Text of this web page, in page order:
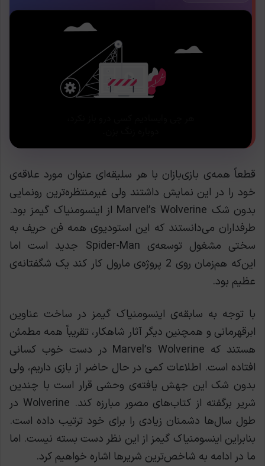
قطعاً همه‌ی بازی‌بازان با هر سلیقه‌ای عنوان مورد علاقه‌ی
خود را در این نمایش داشتند ولی غيرمنتظره‌ترین رونمایی
بدون شک Marvel’s Wolverine از اینسومنیاک گیمز بود.
طرفداران می‌دانستند که این استودیوی همه فن حریف به
سختی مشغول توسعه‌ی Spider-Man جدید است اما
این‌که هم‌زمان روی 2 پروژه‌ی مارول کار کند یک شگفتانه‌ی
عظیم بود.
با توجه به سابقه‌ی اینسومنیاک گیمز در ساخت عناوین
ابرقهرمانی و همچنین دیگر آثار شاهکار، تقریباً همه مطمئن
هستند که Marvel’s Wolverine در دست خوب کسانی
افتاده است. اطلاعات کمی در حال حاضر از بازی داریم، ولی
بدون شک این جهش یافته‌ی وحشی قرار است با چندین
شرير برگفته از کتاب‌های مصور مبارزه کند. Wolverine در
طول سال‌ها دشمنان زیادی را برای خود ترتیب داده است.
بنابراین اینسومنیاک گیمز از این نظر دست بسته نیست. اما
ما در ادامه به شاخص‌ترین شریرها اشاره خواهیم کرد.